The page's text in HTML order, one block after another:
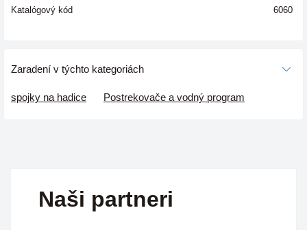
Katalógový kód 6060
Zaradení v týchto kategoriách
spojky na hadice Postrekovače a vodný program
Naši partneri